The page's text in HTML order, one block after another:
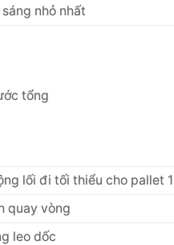
nhỏ nhất
tổng
lối đi tối thiểu cho pallet
quay vòng
leo dốc